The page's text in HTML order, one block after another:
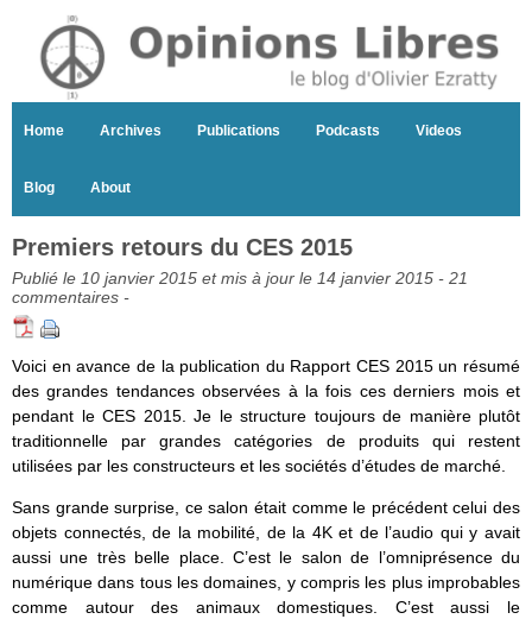
Home Archives Publications Podcasts Videos
Blog About
Premiers retours du CES 2015
Publié le 10 janvier 2015 et mis à jour le 14 janvier 2015 - 21
commentaires -
Voici en avance de la publication du Rapport CES 2015 un résumé
des grandes tendances observées à la fois ces derniers mois et
pendant le CES 2015. Je le structure toujours de manière plutôt
traditionnelle par grandes catégories de produits qui restent
utilisées par les constructeurs et les sociétés d’études de marché.
Sans grande surprise, ce salon était comme le précédent celui des
objets connectés, de la mobilité, de la 4K et de l’audio qui y avait
aussi une très belle place. C’est le salon de l’omniprésence du
numérique dans tous les domaines, y compris les plus improbables
comme autour des animaux domestiques. C’est aussi le